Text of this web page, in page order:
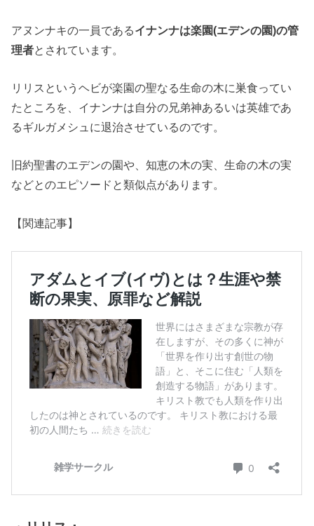
アヌンナキの一員であるイナンナは楽園(エデンの園)の管
理者とされています。
リリスというヘビが楽園の聖なる生命の木に巣食ってい
たところを、イナンナは自分の兄弟神あるいは英雄であ
るギルガメシュに退治させているのです。
旧約聖書のエデンの園や、知恵の木の実、生命の木の実
などとのエピソードと類似点があります。
【関連記事】